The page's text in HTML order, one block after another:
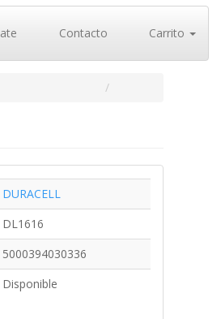
Contacto Carrito
DURACELL
DL1616
5000394030336
Disponible